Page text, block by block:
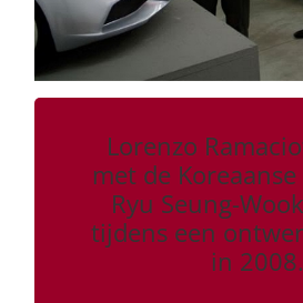
Lorenzo
met de
Ryu Seung-
tijdens een
in 2008.